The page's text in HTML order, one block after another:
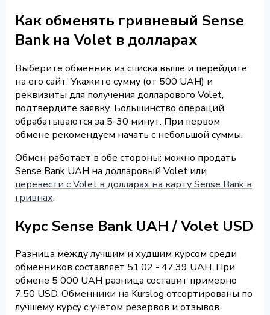
Как обменять гривневый Sense
Bank на Volet в долларах
Выберите обменник из списка выше и перейдите
на его сайт. Укажите сумму (от 500 UAH) и
реквизиты для получения долларового Volet,
подтвердите заявку. Большинство операций
обрабатываются за 5-30 минут. При первом
обмене рекомендуем начать с небольшой суммы.
Обмен работает в обе стороны: можно продать
Sense Bank UAH на долларовый Volet или
перевести с Volet в долларах на карту Sense Bank в
гривнах.
Курс Sense Bank UAH / Volet USD
Разница между лучшим и худшим курсом среди
обменников составляет 51.02 - 47.39 UAH. При
обмене 5 000 UAH разница составит примерно
7.50 USD. Обменники на Kurslog отсортированы по
лучшему курсу с учетом резервов и отзывов.